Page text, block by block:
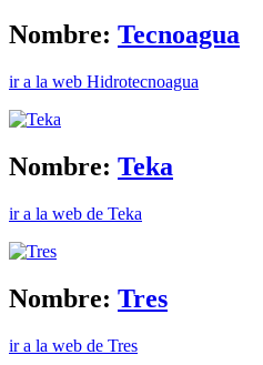
Nombre: Tecnoagua
ir a la web Hidrotecnoagua
Nombre: Teka
ir a la web de Teka
Nombre: Tres
ir a la web de Tres